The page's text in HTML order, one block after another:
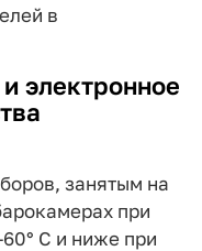
в
электронное
занятым на
при
С и ниже при